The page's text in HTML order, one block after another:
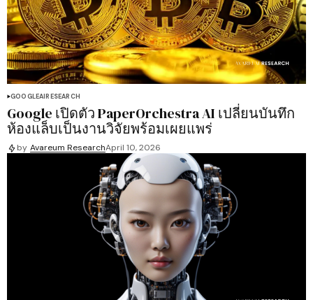
GOOGLEAIRESEARCH
Google เปิดตัว PaperOrchestra AI เปลี่ยนบันทึก
ห้องแล็บเป็นงานวิจัยพร้อมเผยแพร่
by Avareum ResearchApril 10, 2026